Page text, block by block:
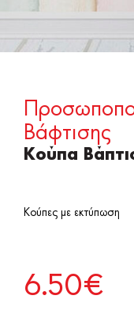
Βάφτισης
Κούπα
Κούπες με εκτύπωση
6.50€